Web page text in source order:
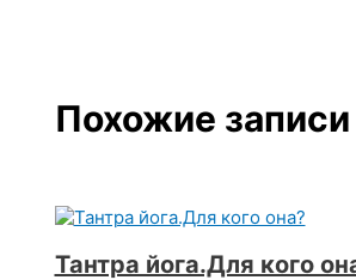
Похожие записи
Тантра йога.Для кого